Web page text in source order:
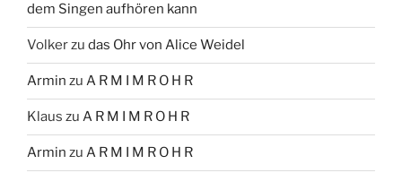
dem Singen aufhören kann
Volkerzu das Ohr von Alice Weidel
Armin zu A R M I M R O H R
Klaus zu A R M I M R O H R
Armin zu A R M I M R O H R